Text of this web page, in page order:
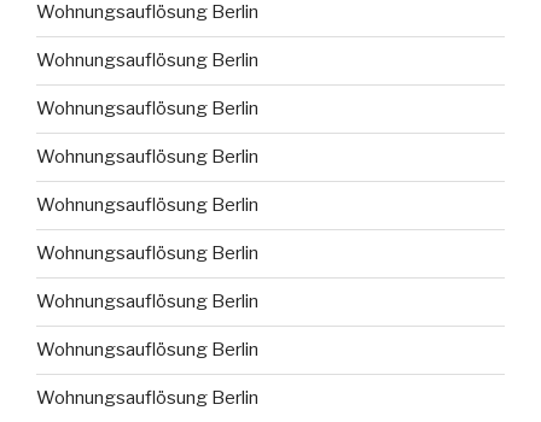
Wohnungsauflösung Berlin
Wohnungsauflösung Berlin
Wohnungsauflösung Berlin
Wohnungsauflösung Berlin
Wohnungsauflösung Berlin
Wohnungsauflösung Berlin
Wohnungsauflösung Berlin
Wohnungsauflösung Berlin
Wohnungsauflösung Berlin